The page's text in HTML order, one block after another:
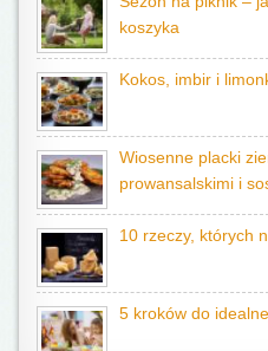
koszyka
Kokos, imbir i
Wiosenne placki
prowansalskimi i
10 rzeczy, których
5 kroków do